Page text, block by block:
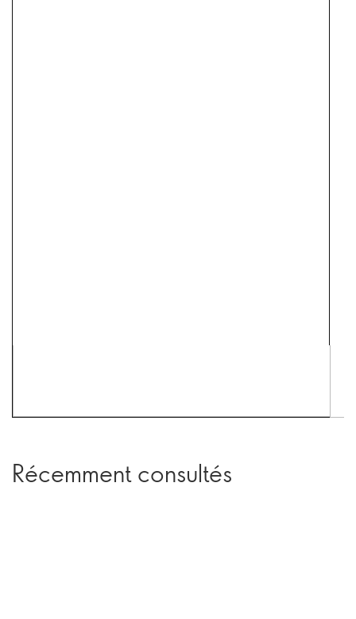
Récemment consultés